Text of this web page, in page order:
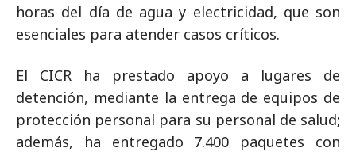
horas del día de agua y electricidad, que son
esenciales para atender casos críticos.
El CICR ha prestado apoyo a lugares de
detención, mediante la entrega de equipos de
protección personal para su personal de salud;
además, ha entregado 7.400 paquetes con